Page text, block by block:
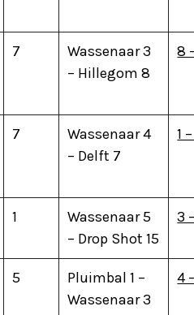
7
Wassenaar 3
– Hillegom 8
8
7
Wassenaar 4
– Delft 7
1
1
Wassenaar 5
– Drop Shot 15
3
5
Pluimbal 1 –
Wassenaar 3
4